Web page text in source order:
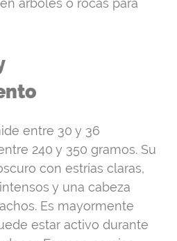
240 y 350 gramos. Su
con estrías claras,
y una cabeza
Es mayormente
estar activo durante
Forman parejas